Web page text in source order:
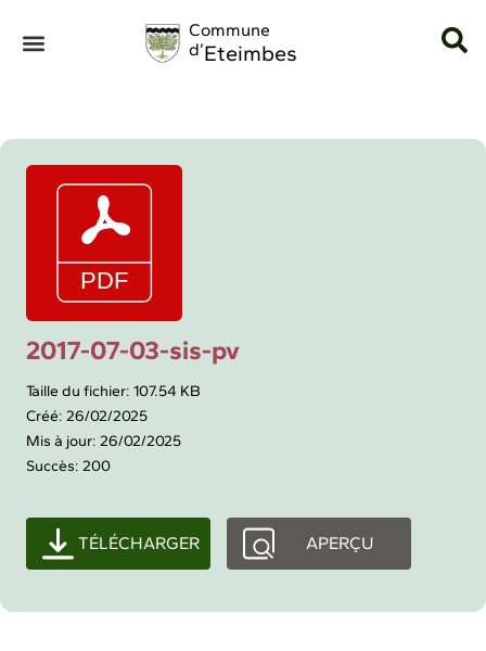
Commune
d’Eteimbes
2017-07-03-sis-pv
Taille du fichier: 107.54 KB
Créé: 26/02/2025
Mis à jour: 26/02/2025
Succès: 200
TÉLÉCHARGER APERÇU